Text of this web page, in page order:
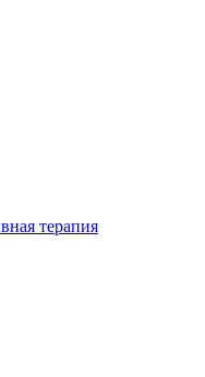
терапия